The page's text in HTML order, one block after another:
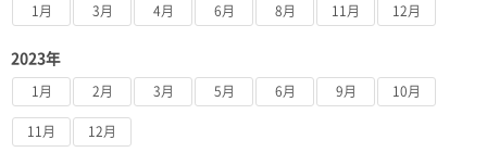
1月 3月 4月 6月 8月 11月 12月
2023年
1月 2月 3月 5月 6月 9月 10月
11月 12月